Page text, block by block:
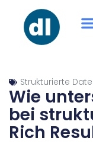
Strukturierte
Wie
bei
Rich